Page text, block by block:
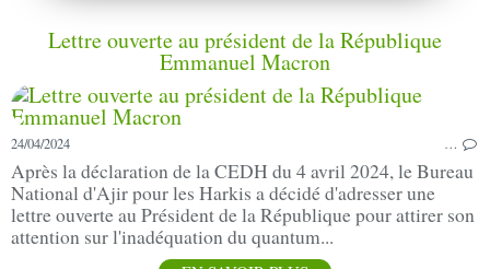
Lettre ouverte au président de la République
Emmanuel Macron
24/04/2024 …
Après la déclaration de la CEDH du 4 avril 2024, le Bureau
National d'Ajir pour les Harkis a décidé d'adresser une
lettre ouverte au Président de la République pour attirer son
attention sur l'inadéquation du quantum...